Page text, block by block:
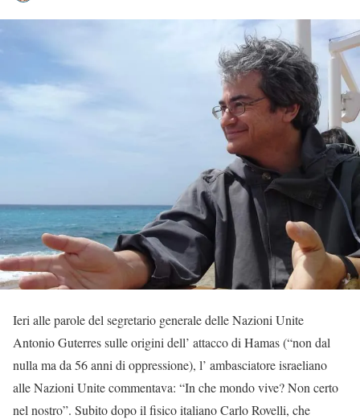
Ieri alle parole del segretario generale delle Nazioni Unite
Antonio Guterres sulle origini dell’ attacco di Hamas (“non dal
nulla ma da 56 anni di oppressione), l’ ambasciatore israeliano
alle Nazioni Unite commentava: “In che mondo vive? Non certo
nel nostro”. Subito dopo il fisico italiano Carlo Rovelli, che